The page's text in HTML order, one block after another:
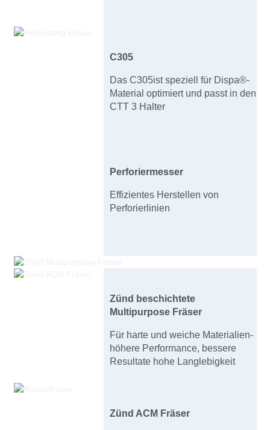
C305
Das C305ist speziell für Dispa®-
Material optimiert und passt in den
CTT 3 Halter
Perforiermesser
Effizientes Herstellen von
Perforierlinien
Zünd beschichtete
Multipurpose Fräser
Für harte und weiche Materialien-
höhere Performance, bessere
Resultate hohe Langlebigkeit
Zünd ACM Fräser